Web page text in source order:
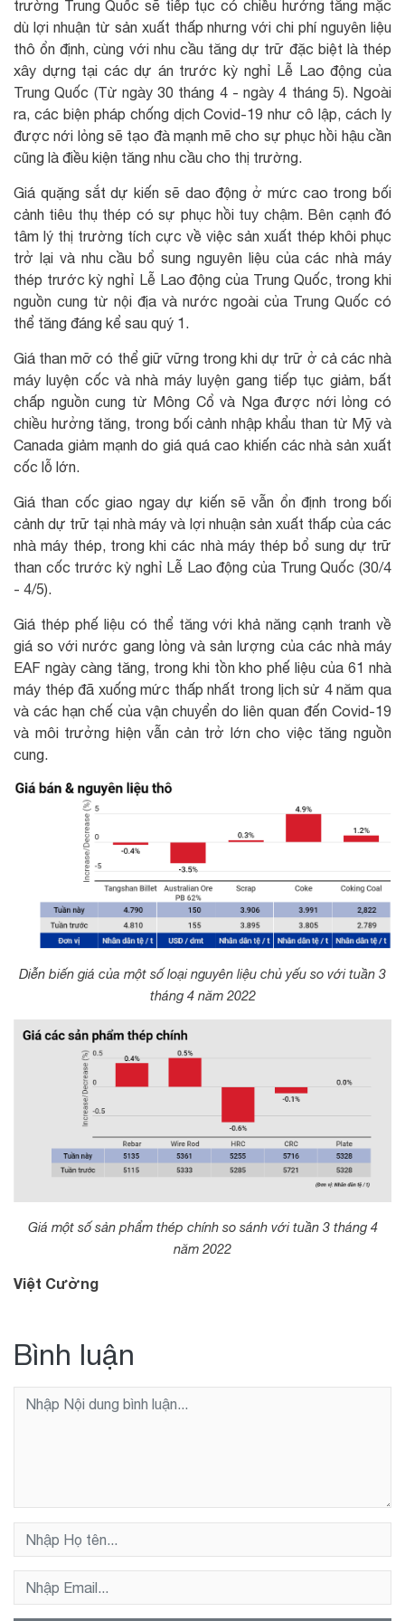
trường Trung Quốc sẽ tiếp tục có chiều hướng tăng mặc
dù lợi nhuận từ sản xuất thấp nhưng với chi phí nguyên liệu
thô ổn định, cùng với nhu cầu tăng dự trữ đặc biệt là thép
xây dựng tại các dự án trước kỳ nghỉ Lễ Lao động của
Trung Quốc (Từ ngày 30 tháng 4 - ngày 4 tháng 5). Ngoài
ra, các biện pháp chống dịch Covid-19 như cô lập, cách ly
được nới lỏng sẽ tạo đà mạnh mẽ cho sự phục hồi hậu cần
cũng là điều kiện tăng nhu cầu cho thị trường.
Giá quặng sắt dự kiến ​​sẽ dao động ở mức cao trong bối
cảnh tiêu thụ thép có sự phục hồi tuy chậm. Bên cạnh đó
tâm lý thị trường tích cực về việc sản xuất thép khôi phục
trở lại và nhu cầu bổ sung nguyên liệu của các nhà máy
thép trước kỳ nghỉ Lễ Lao động của Trung Quốc, trong khi
nguồn cung từ nội địa và nước ngoài của Trung Quốc có
thể tăng đáng kể sau quý 1.
Giá than mỡ có thể giữ vững trong khi dự trữ ở cả các nhà
máy luyện cốc và nhà máy luyện gang tiếp tục giảm, bất
chấp nguồn cung từ Mông Cổ và Nga được nới lỏng có
chiều hưởng tăng, trong bối cảnh nhập khẩu than từ Mỹ và
Canada giảm mạnh do giá quá cao khiến các nhà sản xuất
cốc lỗ lớn.
Giá than cốc giao ngay dự kiến ​​sẽ vẫn ổn định trong bối
cảnh dự trữ tại nhà máy và lợi nhuận sản xuất thấp của các
nhà máy thép, trong khi các nhà máy thép bổ sung dự trữ
than cốc trước kỳ nghỉ Lễ Lao động của Trung Quốc (30/4
- 4/5).
Giá thép phế liệu có thể tăng với khả năng cạnh tranh về
giá so với nước gang lỏng và sản lượng của các nhà máy
EAF ngày càng tăng, trong khi tồn kho phế liệu của 61 nhà
máy thép đã xuống mức thấp nhất trong lịch sử 4 năm qua
và các hạn chế của vận chuyển do liên quan đến Covid-19
và môi trưởng hiện vẫn cản trở lớn cho việc tăng nguồn
cung.
Diễn biến giá của một số loại nguyên liệu chủ yếu so với tuần 3
tháng 4 năm 2022
Giá một số sản phẩm thép chính so sánh với tuần 3 tháng 4
năm 2022
Việt Cường
Bình luận